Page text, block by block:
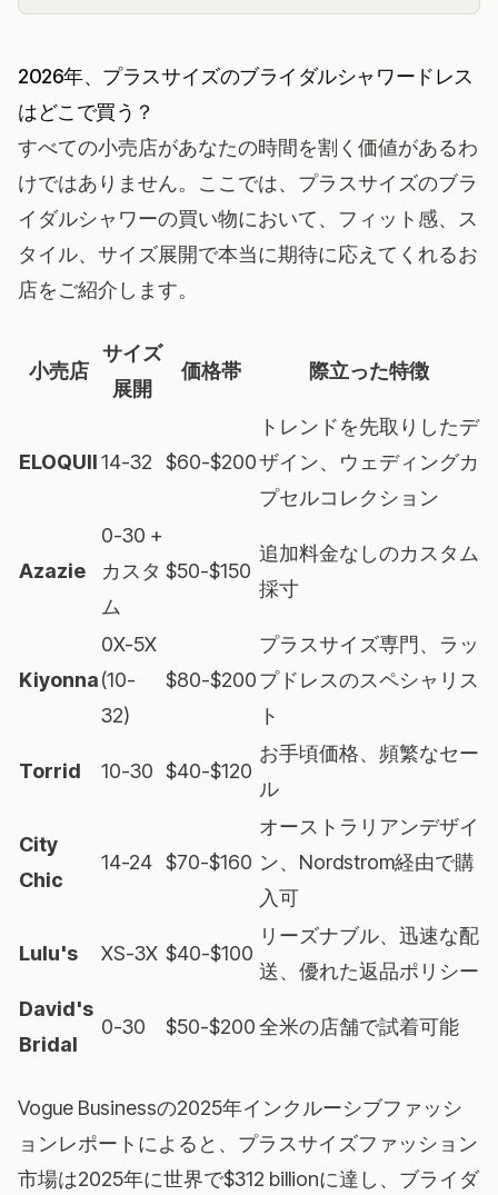
2026年、プラスサイズのブライダルシャワードレス
はどこで買う？
すべての小売店があなたの時間を割く価値があるわ
けではありません。ここでは、プラスサイズのブラ
イダルシャワーの買い物において、フィット感、ス
タイル、サイズ展開で本当に期待に応えてくれるお
店をご紹介します。
小売店
サイズ
展開
価格帯 際立った特徴
ELOQUII14-32 $60-$200
トレンドを先取りしたデ
ザイン、ウェディングカ
プセルコレクション
Azazie
0-30 +
カスタ
ム
$50-$150
追加料金なしのカスタム
採寸
Kiyonna
0X-5X
(10-
32)
$80-$200
プラスサイズ専門、ラッ
プドレスのスペシャリス
ト
Torrid 10-30 $40-$120
お手頃価格、頻繁なセー
ル
City
Chic
14-24 $70-$160
オーストラリアンデザイ
ン、Nordstrom経由で購
入可
Lulu's XS-3X $40-$100
リーズナブル、迅速な配
送、優れた返品ポリシー
David's
Bridal
0-30 $50-$200全米の店舗で試着可能
Vogue Businessの2025年インクルーシブファッシ
ョンレポート によると、プラスサイズファッション
市場は2025年に世界で$312 billionに達し、ブライダ